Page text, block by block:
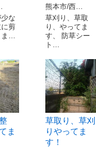
な
剪
…
熊本市/西…
草刈り、草取
り、やってま
す、 防草シー
ト…
ま
草取り、草刈
りやってま
す！